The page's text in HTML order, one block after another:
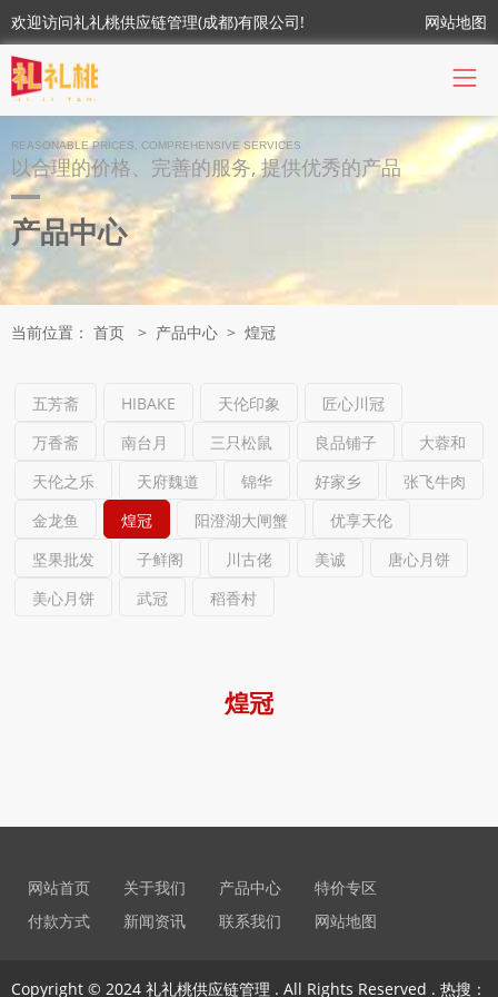
欢迎访问礼礼桃供应链管理(成都)有限公司! 网站地图
REASONABLE PRICES, COMPREHENSIVE SERVICES
以合理的价格、完善的服务, 提供优秀的产品
产品中心
当前位置： 首页 > 产品中心 > 煌冠
五芳斋 HIBAKE 天伦印象
匠心川冠
万香斋
南台月 三只松鼠 良品铺子
大蓉和
天伦之乐
天府魏道 锦华 好家乡
张飞牛肉
金龙鱼
煌冠 阳澄湖大闸蟹
优享天伦
坚果批发
子鲜阁 川古佬 美诚
唐心月饼
美心月饼
武冠 稻香村
煌冠
网站首页 关于我们 产品中心
特价专区
付款方式
新闻资讯 联系我们 网站地图
Copyright © 2024 礼礼桃供应链管理 . All Rights Reserved . 热搜：